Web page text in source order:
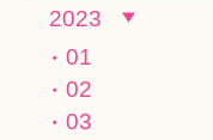
2023
01
02
03